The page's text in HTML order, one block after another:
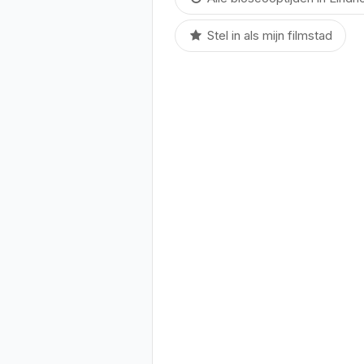
Stel in als mijn filmstad